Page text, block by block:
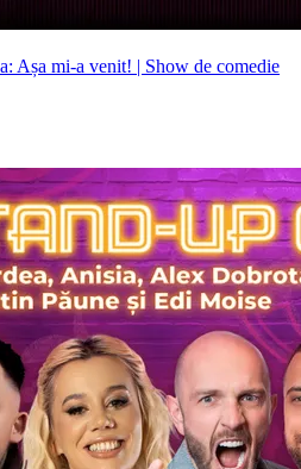
Așa mi-a venit! | Show de comedie